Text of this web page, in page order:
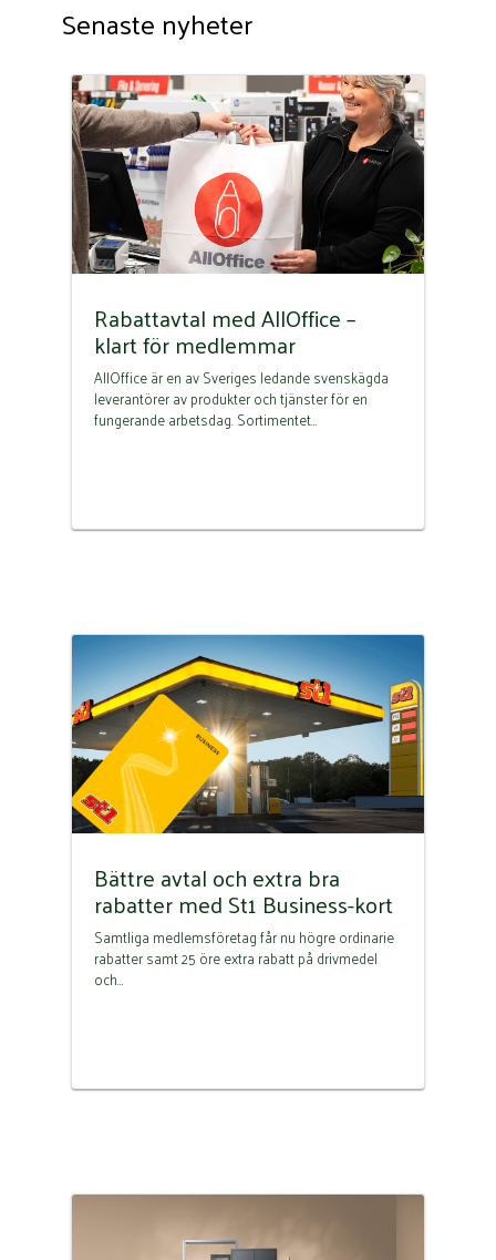
Senaste nyheter
Rabattavtal med AllOffice –
klart för medlemmar
AllOffice är en av Sveriges ledande svenskägda
leverantörer av produkter och tjänster för en
fungerande arbetsdag. Sortimentet…
Bättre avtal och extra bra
rabatter med St1 Business-kort
Samtliga medlemsföretag får nu högre ordinarie
rabatter samt 25 öre extra rabatt på drivmedel
och…